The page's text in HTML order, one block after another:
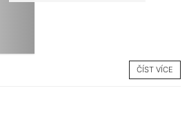
ČÍST VÍCE